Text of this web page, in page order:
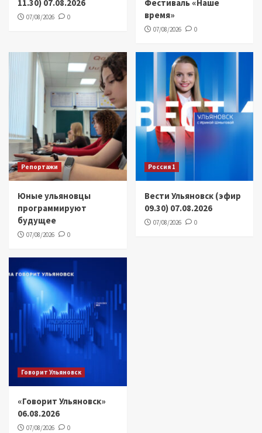
11.30) 07.08.2026
07/08/2026 0
Фестиваль «Наше
время»
07/08/2026 0
Репортажи
Юные ульяновцы
программируют
будущее
07/08/2026 0
Россия 1
Вести Ульяновск (эфир
09.30) 07.08.2026
07/08/2026 0
Говорит Ульяновск
«Говорит Ульяновск»
06.08.2026
07/08/2026 0